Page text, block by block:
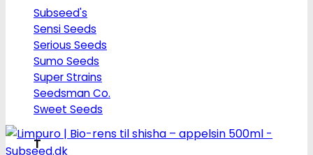
Subseed's
Sensi Seeds
Serious Seeds
Sumo Seeds
Super Strains
Seedsman Co.
Sweet Seeds
T